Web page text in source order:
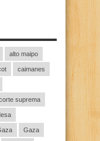
alto maipo
caimanes
suprema
Gaza